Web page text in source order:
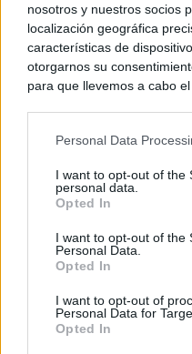
nosotros y nuestros socios
localización geográfica
características de
otorgarnos su
para que llevemos a cabo
negar su consentimiento.
de su consentimiento, pero
rechazar tal
cualquier momento
visitando nuestra política de
Personal Data
I want to opt-out of the
personal data.
Opted In
I want to opt-out of the
Personal Data.
Opted In
I want to opt-out of
Personal Data for
Opted In